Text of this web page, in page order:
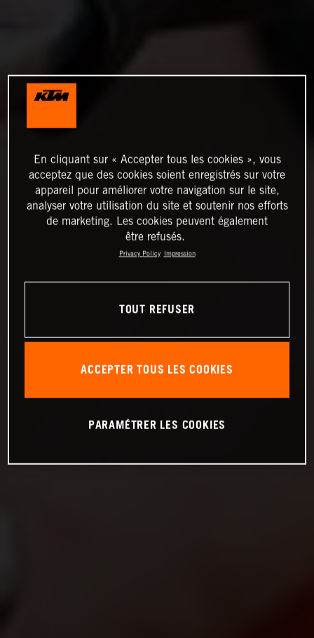
En cliquant sur « Accepter tous les cookies », vous
acceptez que des cookies soient enregistrés sur votre
appareil pour améliorer votre navigation sur le site,
analyser votre utilisation du site et soutenir nos efforts
de marketing. Les cookies peuvent également
être refusés.
Privacy Policy Impression
TOUT REFUSER
ACCEPTER TOUS LES COOKIES
PARAMÉTRER LES COOKIES